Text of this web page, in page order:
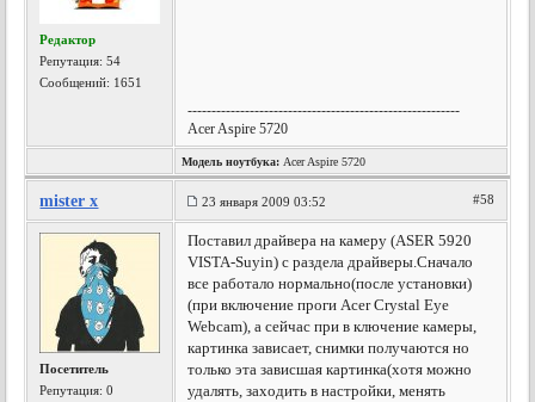
Редактор
Репутация:54
Сообщений: 1651
---------------------------------------------------------
Acer Aspire 5720
Модель ноутбука: Acer Aspire 5720
mister x 23 января 2009 03:52 #58
Посетитель
Репутация:0
Поставил драйвера на камеру (ASER 5920
VISTA-Suyin) с раздела драйверы.Сначало
все работало нормально(после установки)
(при включение проги Acer Crystal Eye
Webcam), а сейчас при в ключение камеры,
картинка зависает, снимки получаются но
только эта зависшая картинка(хотя можно
удалять, заходить в настройки, менять